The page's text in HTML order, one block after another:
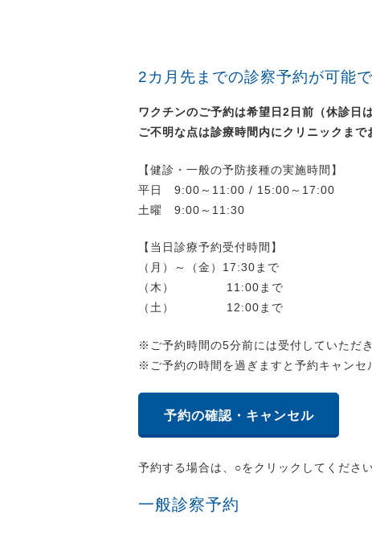
2カ月先までの診察予約が可能で
ワクチンのご予約は希望日2日前（休診日
ご不明な点は診療時間内にクリニックまで
【健診・一般の予防接種の実施時間】
平日 9:00～11:00 / 15:00～17:00
土曜 9:00～11:30
【当日診療予約受付時間】
（月）～（金）17:30まで
（木） 11:00まで
（土） 12:00まで
※ご予約時間の5分前には受付していただ
※ご予約の時間を過ぎますと予約キャンセ
予約の確認・キャンセル
予約する場合は、○をクリックしてください
一般診察予約